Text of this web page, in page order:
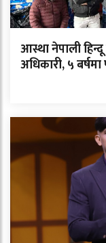
आस्था नेपाली हिन्दू
अधिकारी, ५